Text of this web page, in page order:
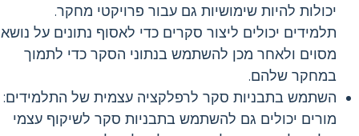
יכולות להיות שימושיות גם עבור פרויקטי מחקר.
תלמידים יכולים ליצור סקרים כדי לאסוף נתונים על נושא
מסוים ולאחר מכן להשתמש בנתוני הסקר כדי לתמוך
במחקר שלהם.
השתמש בתבניות סקר לרפלקציה עצמית של התלמידים:
מורים יכולים גם להשתמש בתבניות סקר לשיקוף עצמי